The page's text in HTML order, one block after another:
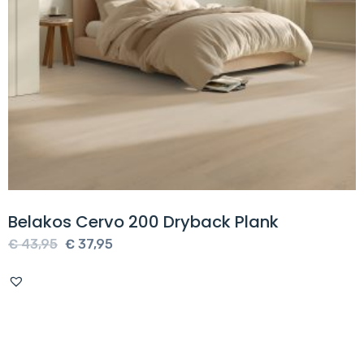
Belakos Cervo 200 Dryback Plank
€43,95 Oorspronkelijke
€ 37,95